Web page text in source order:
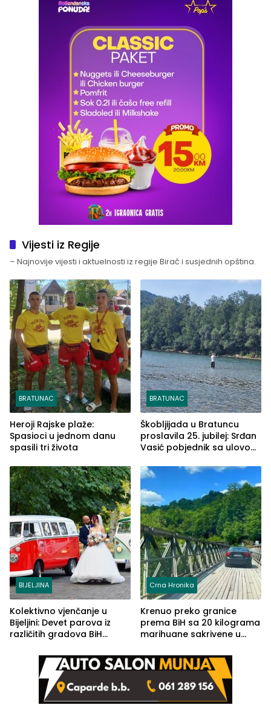
Vijesti iz Regije
– Najnovije vijesti i aktuelnosti iz regije Birač i susjednih opština.
BRATUNAC
Heroji Rajske plaže:
Spasioci u jednom danu
spasili tri života
BRATUNAC
Škobljijada u Bratuncu
proslavila 25. jubilej: Srđan
Vasić pobjednik sa ulovom
BIJELJINA
Kolektivno vjenčanje u
Bijeljini: Devet parova iz
različitih gradova BiH
Crna Hronika
Krenuo preko granice
prema BiH sa 20 kilograma
marihuane sakrivene u